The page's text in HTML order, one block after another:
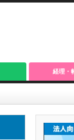
経理・